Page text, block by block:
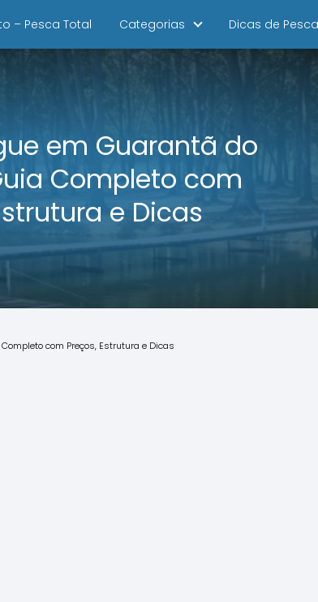
– Pesca Total Categorias Dicas de Pesca
em Guarantã do
Completo com
e Dicas
com Preços, Estrutura e Dicas